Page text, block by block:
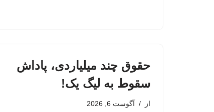
حقوق چند میلیاردی، پاداش
سقوط به لیگ یک!
از آگوست 6, 2026